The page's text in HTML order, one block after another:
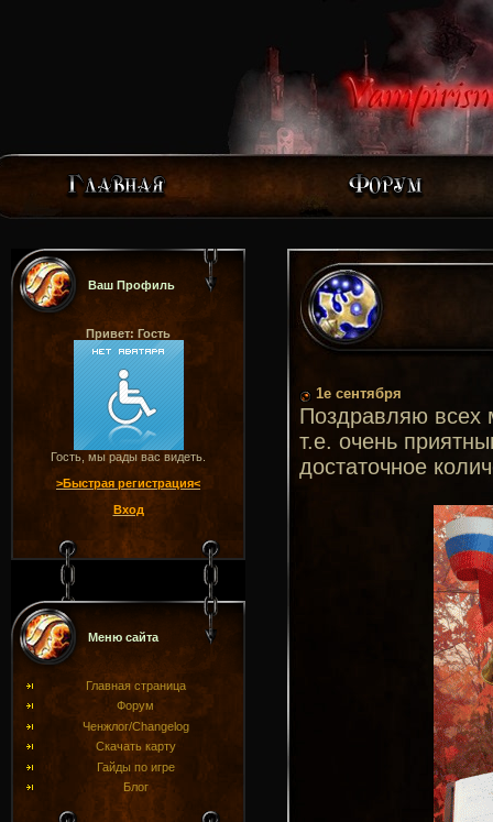
Ваш Профиль
Привет: Гость
Гость, мы рады вас видеть.
>Быстрая регистрация<
Вход
Меню сайта
Главная страница
Форум
Ченжлог/Changelog
Скачать карту
Гайды по игре
Блог
1е сентября
Поздравляю всех
т.е. очень
достаточное